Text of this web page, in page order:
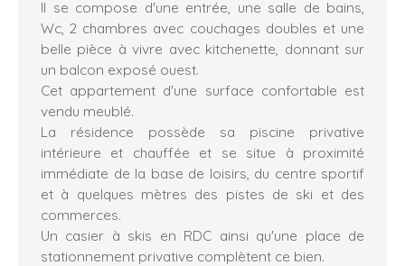
Il se compose d'une entrée, une salle de bains,
Wc, 2 chambres avec couchages doubles et une
belle pièce à vivre avec kitchenette, donnant sur
un balcon exposé ouest.
Cet appartement d'une surface confortable est
vendu meublé.
La résidence possède sa piscine privative
intérieure et chauffée et se situe à proximité
immédiate de la base de loisirs, du centre sportif
et à quelques mètres des pistes de ski et des
commerces.
Un casier à skis en RDC ainsi qu'une place de
stationnement privative complètent ce bien.